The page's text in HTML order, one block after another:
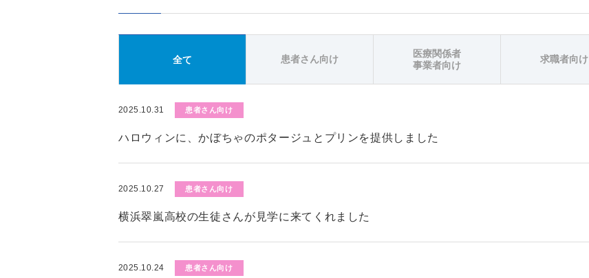
全て 患者さん向け
医療関係者
事業者向け
求職者向け
2025.10.31 患者さん向け
ハロウィンに、かぼちゃのポタージュとプリンを提供しました
2025.10.27 患者さん向け
横浜翠嵐高校の生徒さんが見学に来てくれました
2025.10.24 患者さん向け